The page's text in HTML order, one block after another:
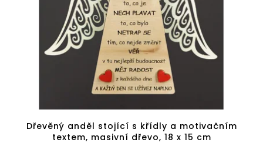
Dřevěný anděl stojící s křídly a motivačním
textem, masivní dřevo, 18 x 15 cm